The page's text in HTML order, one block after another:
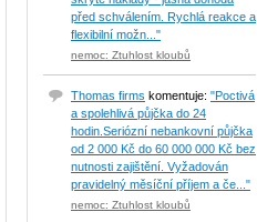
před schválením. Rychlá reakce a
flexibilní možn..."
nemoc: Ztuhlost kloubů
Thomas firms komentuje: "Poctivá
a spolehlivá půjčka do 24
hodin.Seriózní nebankovní půjčka
od 2 000 Kč do 60 000 000 Kč bez
nutnosti zajištění. Vyžadován
pravidelný měsíční příjem a če..."
nemoc: Ztuhlost kloubů